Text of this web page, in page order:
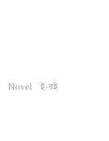
Novel
ই-বই